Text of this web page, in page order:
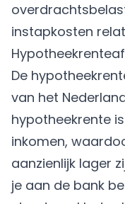
instapkosten
De
van het
hypotheekrente
inkomen,
aanzienlijk lager
je aan de bank